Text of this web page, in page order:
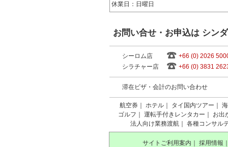
休業日：日曜日
お問い合せ・お申込は シン
シーロム店
+66 (0) 2026
シラチャー店
+66 (0) 3831
滞在ビザ・会計のお問い合わせ
航空券 ホテル タイ国内ツアー
ゴルフ
運転手付きレンタカー
お出
法人向け業務渡航
各種コンサル
サイトご利用案内 採用情報